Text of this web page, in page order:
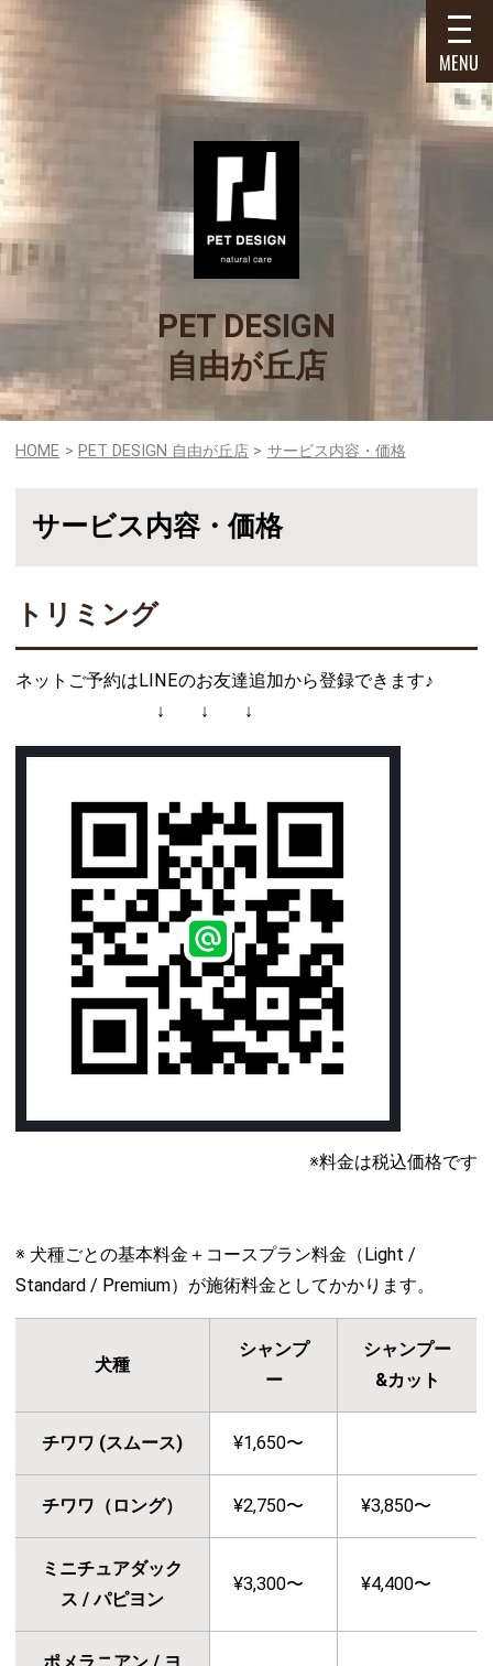
PET DESIGN
自由が丘店
MENU
HOME PET DESIGN 自由が丘店 サービス内容・価格
サービス内容・価格
トリミング
ネットご予約はLINEのお友達追加から登録できます♪
↓ ↓ ↓
※料金は税込価格です
※ 犬種ごとの基本料金＋コースプラン料金（Light /
Standard / Premium）が施術料金としてかかります。
犬種
シャンプ
ー
シャンプー
&カット
チワワ (スムース) ¥1,650〜
チワワ（ロング） ¥2,750〜 ¥3,850〜
ミニチュアダック
ス / パピヨン
¥3,300〜 ¥4,400〜
ポメラニアン / ヨ